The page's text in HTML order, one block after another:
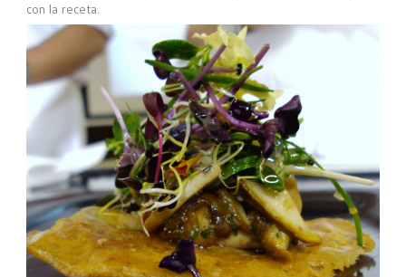
con la receta.